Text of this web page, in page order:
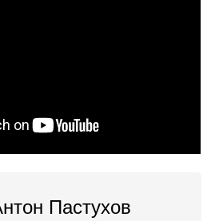
Пастухов